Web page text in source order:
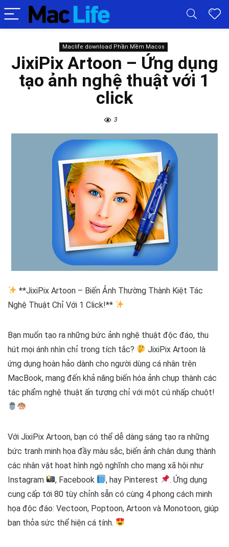
Maclife download Phần Mềm Macos
JixiPix Artoon – Ứng dụng
tạo ảnh nghệ thuật với 1
click
3
**JixiPix Artoon – Biến Ảnh Thường Thành Kiệt Tác
Nghệ Thuật Chỉ Với 1 Click!**
Bạn muốn tạo ra những bức ảnh nghệ thuật độc đáo, thu
hút mọi ánh nhìn chỉ trong tích tắc?
JixiPix Artoon là
ứng dụng hoàn hảo dành cho người dùng cá nhân trên
MacBook, mang đến khả năng biến hóa ảnh chụp thành các
tác phẩm nghệ thuật ấn tượng chỉ với một cú nhấp chuột!
Với JixiPix Artoon, bạn có thể dễ dàng sáng tạo ra những
bức tranh minh họa đầy màu sắc, biến ảnh chân dung thành
các nhân vật hoạt hình ngộ nghĩnh cho mạng xã hội như
Instagram
, Facebook , hay Pinterest
. Ứng dụng
cung cấp tới 80 tùy chỉnh sẵn có cùng 4 phong cách minh
họa độc đáo: Vectoon, Poptoon, Artoon và Monotoon, giúp
bạn thỏa sức thể hiện cá tính.